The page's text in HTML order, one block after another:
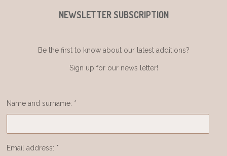
NEWSLETTER SUBSCRIPTION
Be the first to know about our latest additions?
Sign up for our news letter!
Name and surname: *
Email address: *